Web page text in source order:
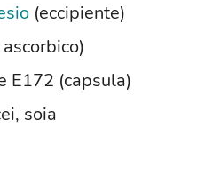
(eccipiente)
E172 (capsula)
soia